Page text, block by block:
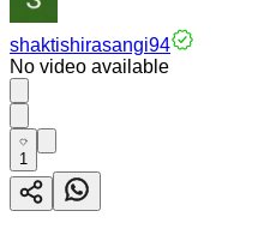
shaktishirasangi94
No video available
1